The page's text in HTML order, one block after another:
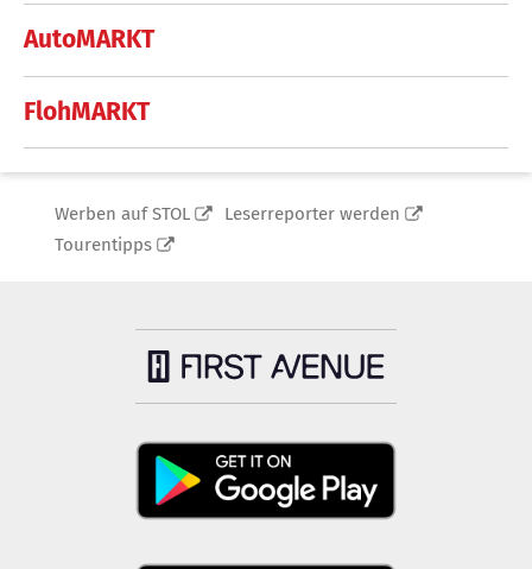
AutoMARKT
FlohMARKT
Werben auf STOL
Leserreporter werden
Tourentipps